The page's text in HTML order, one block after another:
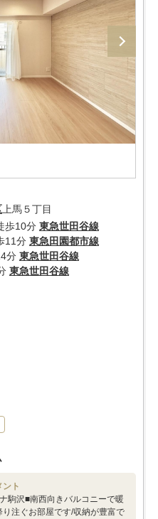
上馬５丁目
歩10分 東急世田谷線
11分 東急田園都市線
分 東急世田谷線
東急世田谷線
ント
駒沢■南西向きバルコニーで暖
注ぐお部屋です/収納が豊富で